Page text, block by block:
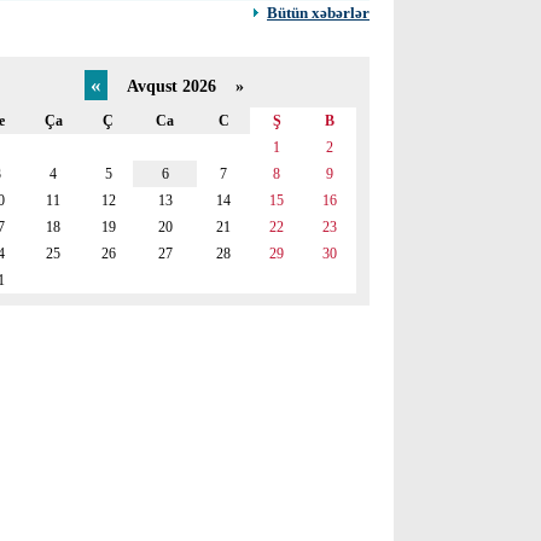
Bütün xəbərlər
« Avqust 2026 »
Ça Ç Ca C Ş
B
1
2
4 5 6 7 8
9
11 12 13 14 15
16
18 19 20 21 22
23
25 26 27 28 29
30